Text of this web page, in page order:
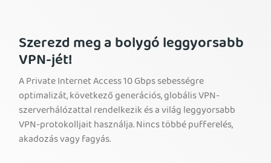
VPN Szerver
Blog
Támogatás
Bejelentkezés
Szerezd meg a bolygó leggyorsabb
VPN-jét!
A Private Internet Access 10 Gbps sebességre
optimalizát, következő generációs, globális VPN-
szerverhálózattal rendelkezik és a világ leggyorsabb
VPN-protokolljait használja. Nincs többé pufferelés,
akadozás vagy fagyás.